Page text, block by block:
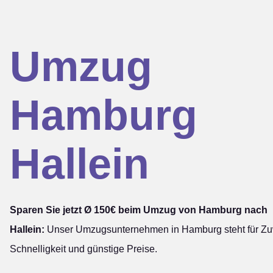
Umzug
Hamburg
Hallein
Sparen Sie jetzt Ø 150€ beim Umzug von Hamburg nach
Hallein: Unser Umzugsunternehmen in Hamburg steht für
Schnelligkeit und günstige Preise.